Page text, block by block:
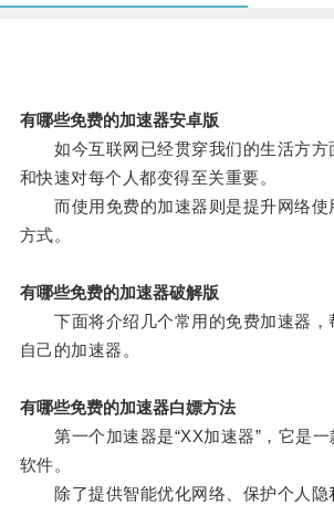
有哪些免费的加速器安卓版
如今互联网已经贯穿我们的生活方方
和快速对每个人都变得至关重要。
而使用免费的加速器则是提升网络使
方式。
有哪些免费的加速器破解版
下面将介绍几个常用的免费加速器，
自己的加速器。
有哪些免费的加速器白嫖方法
第一个加速器是“XX加速器”，它是一
软件。
除了提供智能优化网络、保护个人隐